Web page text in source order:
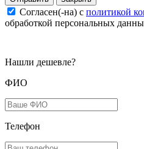
Согласен(-на) c политикой
обработкой персональных
Нашли дешевле?
ФИО
Телефон